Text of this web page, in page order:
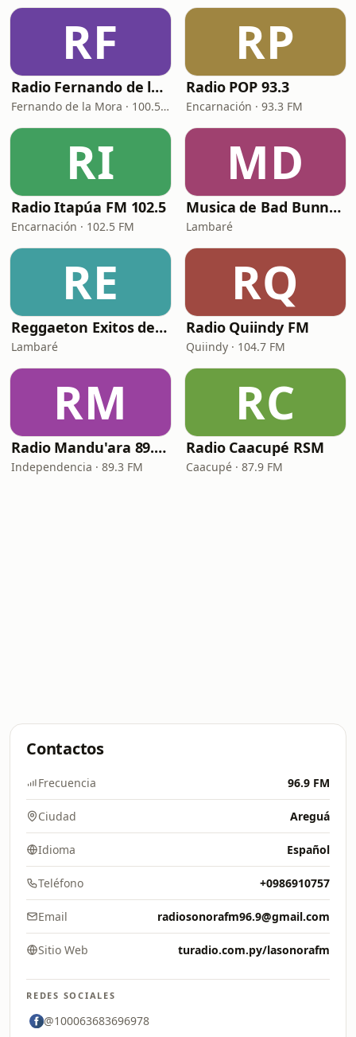
RF
Radio Fernando de la Mora 100.5 FM
Fernando de la Mora · 100.5 FM
RP
Radio POP 93.3
Encarnación · 93.3 FM
RI
Radio Itapúa FM 102.5
Encarnación · 102.5 FM
MD
Musica de Bad Bunny Radio
Lambaré
RE
Reggaeton Exitos de Hoy
Lambaré
RQ
Radio Quiindy FM
Quiindy · 104.7 FM
RM
Radio Mandu'ara 89.3 FM
Independencia · 89.3 FM
RC
Radio Caacupé RSM
Caacupé · 87.9 FM
Contactos
Frecuencia 96.9 FM
Ciudad Areguá
Idioma Español
Teléfono +0986910757
Email radiosonorafm96.9@gmail.com
Sitio Web turadio.com.py/lasonorafm
REDES SOCIALES
@100063683696978